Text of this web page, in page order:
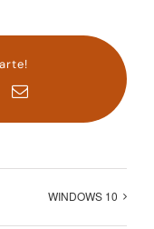
PinterestCorreo
WINDOWS 10